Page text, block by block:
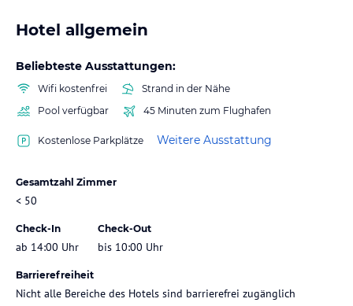
Hotel allgemein
Beliebteste Ausstattungen:
Wifi kostenfrei
Strand in der Nähe
Pool verfügbar
45 Minuten zum Flughafen
Kostenlose Parkplätze Weitere Ausstattung
Gesamtzahl Zimmer
< 50
Check-In
ab 14:00 Uhr
Check-Out
bis 10:00 Uhr
Barrierefreiheit
Nicht alle Bereiche des Hotels sind barrierefrei zugänglich